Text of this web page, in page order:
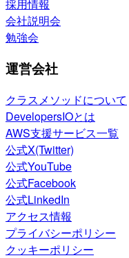
採用情報
会社説明会
勉強会
運営会社
クラスメソッドについて
DevelopersIOとは
AWS支援サービス一覧
公式X(Twitter)
公式YouTube
公式Facebook
公式LinkedIn
アクセス情報
プライバシーポリシー
クッキーポリシー